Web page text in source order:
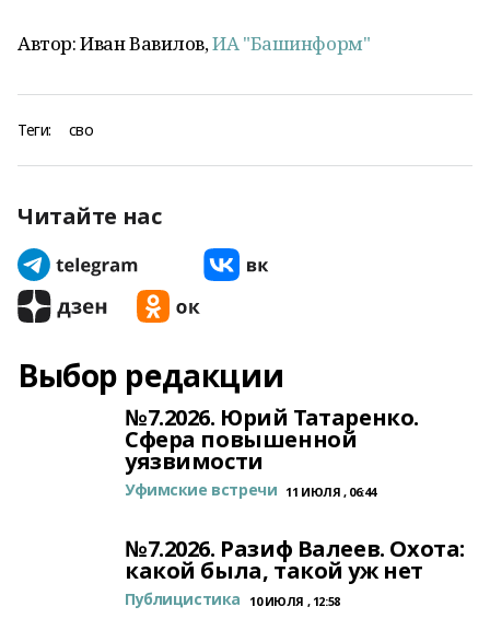
Автор: Иван Вавилов,ИА "Башинформ"
Теги: сво
Читайте нас
Выбор редакции
№7.2026. Юрий Татаренко.
Сфера повышенной
уязвимости
Уфимские встречи 11 ИЮЛЯ , 06:44
№7.2026. Разиф Валеев. Охота:
какой была, такой уж нет
Публицистика 10 ИЮЛЯ , 12:58